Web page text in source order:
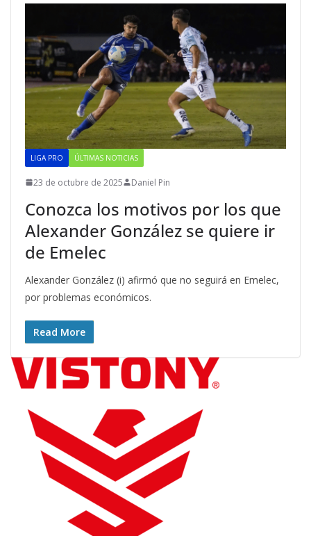
LIGA PRO ÚLTIMAS NOTICIAS
23 de octubre de 2025 Daniel Pin
Conozca los motivos por los que
Alexander González se quiere ir
de Emelec
Alexander González (i) afirmó que no seguirá en Emelec,
por problemas económicos.
Read More